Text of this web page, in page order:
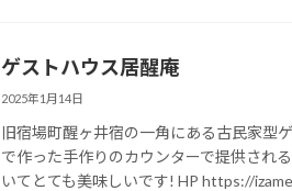
ゲストハウス居醒庵
2025年1月14日
旧宿場町醒ヶ井宿の一角にある古民家型
で作った手作りのカウンターで提供され
いてとても美味しいです! HP https://